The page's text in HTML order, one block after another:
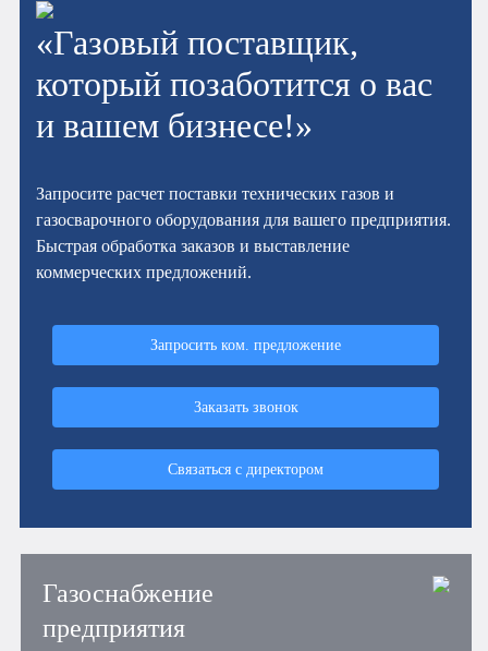
«Газовый поставщик,
который позаботится о вас
и вашем бизнесе!»
Запросите расчет поставки технических газов и
газосварочного оборудования для вашего предприятия.
Быстрая обработка заказов и выставление
коммерческих предложений.
Запросить ком. предложение
Заказать звонок
Связаться с директором
Газоснабжение
предприятия